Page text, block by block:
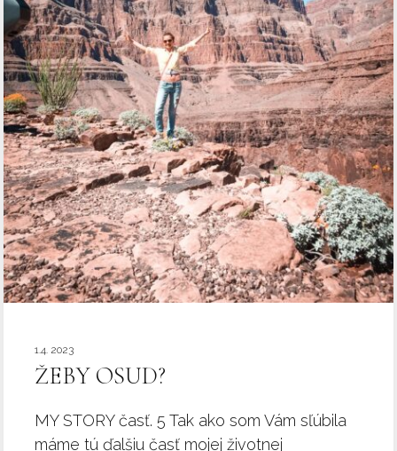
1.4. 2023
ŽEBY OSUD?
MY STORY časť. 5 Tak ako som Vám sľúbila
máme tú ďalšiu časť mojej životnej